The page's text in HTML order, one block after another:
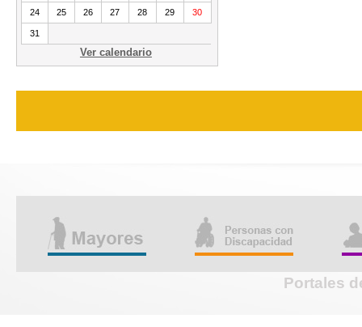
24 25 26 27 28 29 30
31
Ver calendario
Portales